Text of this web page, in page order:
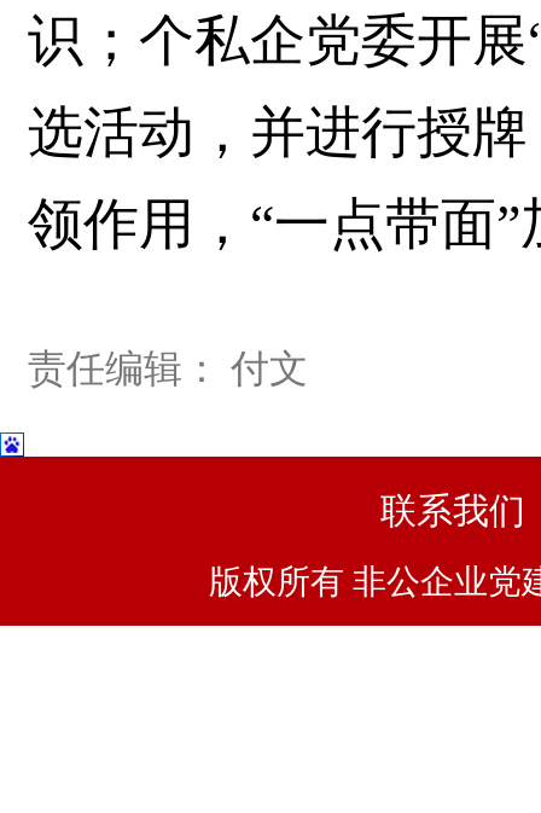
识；个私企党委开
选活动，并进行授
领作用，“一点带面
责任编辑： 付文
联系我们
版权所有 非公企业党